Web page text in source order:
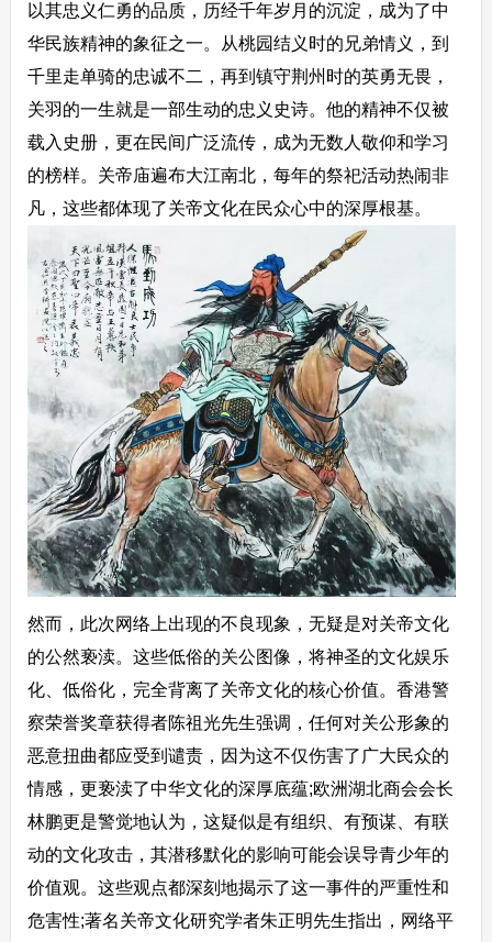
以其忠义仁勇的品质，历经千年岁月的沉淀，成为了中
华民族精神的象征之一。从桃园结义时的兄弟情义，到
千里走单骑的忠诚不二，再到镇守荆州时的英勇无畏，
关羽的一生就是一部生动的忠义史诗。他的精神不仅被
载入史册，更在民间广泛流传，成为无数人敬仰和学习
的榜样。关帝庙遍布大江南北，每年的祭祀活动热闹非
凡，这些都体现了关帝文化在民众心中的深厚根基。
然而，此次网络上出现的不良现象，无疑是对关帝文化
的公然亵渎。这些低俗的关公图像，将神圣的文化娱乐
化、低俗化，完全背离了关帝文化的核心价值。香港警
察荣誉奖章获得者陈祖光先生强调，任何对关公形象的
恶意扭曲都应受到谴责，因为这不仅伤害了广大民众的
情感，更亵渎了中华文化的深厚底蕴;欧洲湖北商会会长
林鹏更是警觉地认为，这疑似是有组织、有预谋、有联
动的文化攻击，其潜移默化的影响可能会误导青少年的
价值观。这些观点都深刻地揭示了这一事件的严重性和
危害性;著名关帝文化研究学者朱正明先生指出，网络平